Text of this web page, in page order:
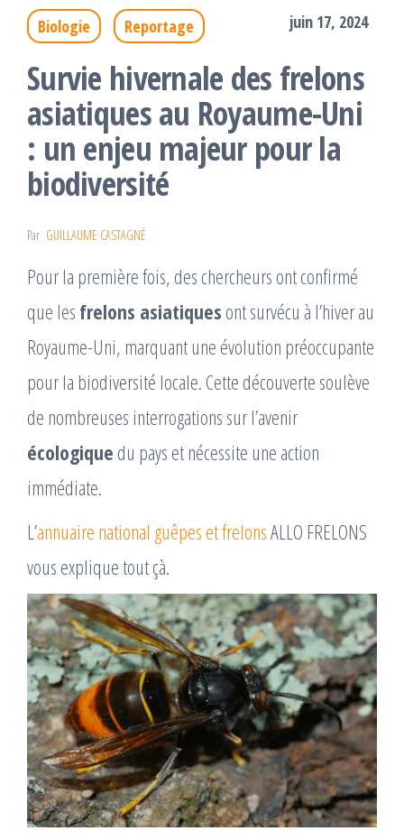
Biologie Reportage juin 17, 2024
Survie hivernale des frelons
asiatiques au Royaume-Uni
: un enjeu majeur pour la
biodiversité
Par GUILLAUME CASTAGNÉ
Pour la première fois, des chercheurs ont confirmé
que les frelons asiatiques ont survécu à l’hiver au
Royaume-Uni, marquant une évolution préoccupante
pour la biodiversité locale. Cette découverte soulève
de nombreuses interrogations sur l’avenir
écologique du pays et nécessite une action
immédiate.
L’annuaire national guêpes et frelonsALLO FRELONS
vous explique tout çà.